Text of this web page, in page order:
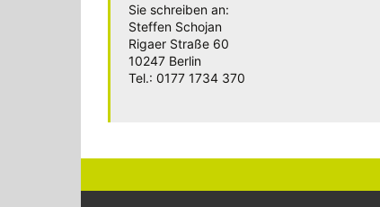
Sie schreiben an:
Steffen Schojan
Rigaer Straße 60
10247 Berlin
Tel.: 0177 1734 370